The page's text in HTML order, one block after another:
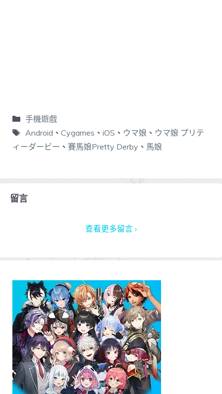
手機遊戲
Android 、 Cygames 、 iOS 、 ウマ娘 、 ウマ娘 プリテ
ィーダービー 、 賽馬娘Pretty Derby 、 馬娘
留言
查看更多留言 ›